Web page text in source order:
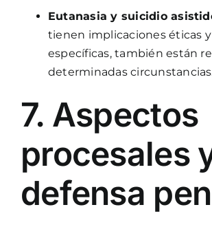
Eutanasia y suicidio
tienen implicaciones éticas
específicas, también están
determinadas
7. Aspectos
procesales
defensa